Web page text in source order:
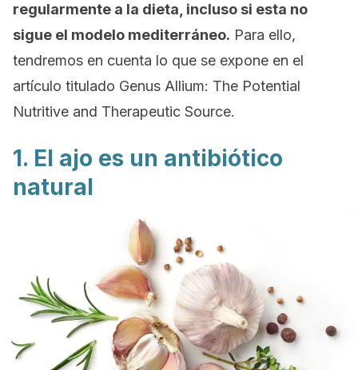
regularmente a la dieta, incluso si esta no
sigue el modelo mediterráneo. Para ello,
tendremos en cuenta lo que se expone en el
artículo titulado Genus Allium: The Potential
Nutritive and Therapeutic Source.
1. El ajo es un antibiótico
natural